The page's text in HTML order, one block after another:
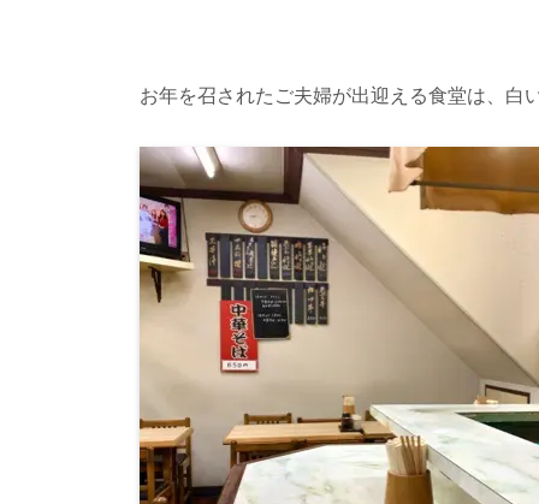
お年を召されたご夫婦が出迎える食堂は、白